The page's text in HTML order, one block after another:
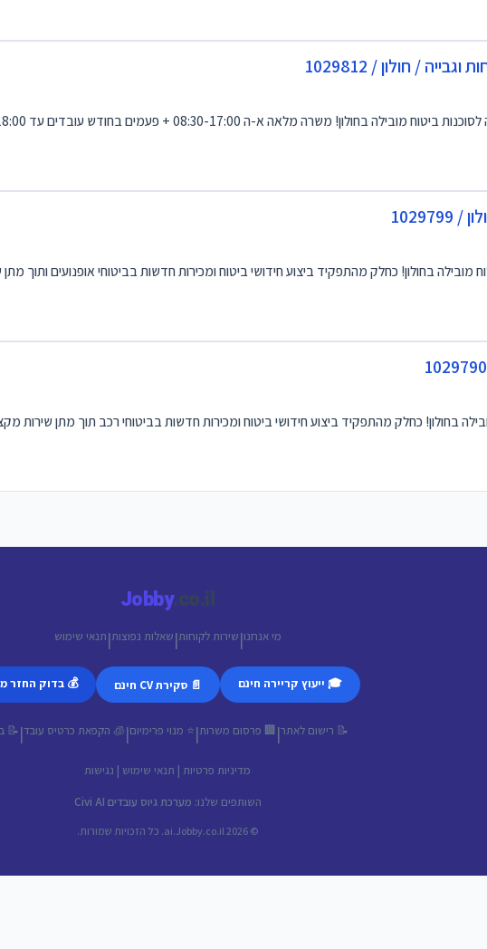
/ חולון / 1029812
א-ה 08:30-17:00 + פעמים בחודש עובדים עד 18:00. שישי לסירוגין 08:00-12:30 במסגרת ה...
בחולון! כחלק מהתפקיד ביצוע חידושי ביטוח ומכירות חדשות בביטוחי אופנועים ותוך מתן
בחולון! כחלק מהתפקיד ביצוע חידושי ביטוח ומכירות חדשות בביטוחי רכב תוך מתן שירות
Jobby.co.il
מי אנחנו|שירות לקוחות|שאלות נפוצות|תנאי שימוש
🎓 ייעוץ קריירה חינם 📄 סקירת CV חינם 💰 בדוק החזר
📝 רישום לאתר| 🏢 פרסום משרות|⭐ מנוי פרימיום|🧊 הקפאת כרטיס עובד|
📝
מדיניות פרטיות | תנאי שימוש | נגישות
השותפים שלנו: מערכת גיוס עובדים Civi AI
© 2026 ai.Jobby.co.il. כל הזכויות שמורות.